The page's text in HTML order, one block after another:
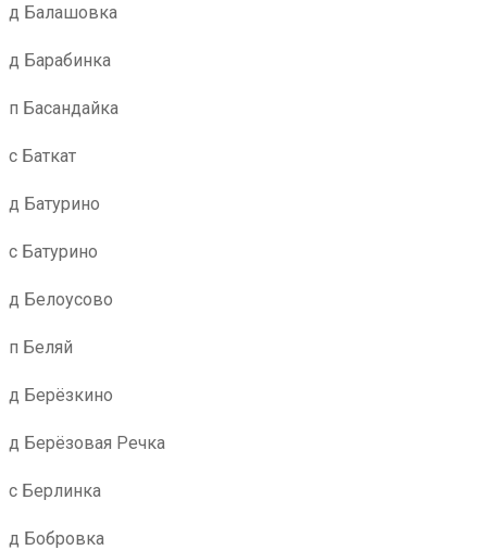
д Балашовка
д Барабинка
п Басандайка
с Баткат
д Батурино
с Батурино
д Белоусово
п Беляй
д Берёзкино
д Берёзовая Речка
с Берлинка
д Бобровка